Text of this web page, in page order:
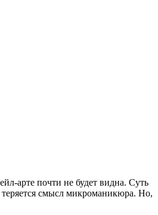
арте почти не будет видна. Суть
смысл микроманикюра. Но,